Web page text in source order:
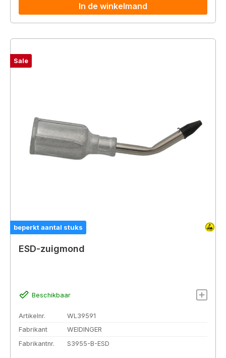
In de winkelmand
Sale
beperkt aantal stuks
ESD-zuigmond
Beschikbaar
Artikelnr.
WL39591
Fabrikant
WEIDINGER
Fabrikantnr.
S3955-B-ESD